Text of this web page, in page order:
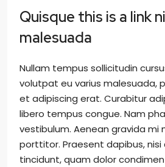
Quisque this is a link
malesuada
Nullam tempus sollicitudin
volutpat eu varius malesuada,
et adipiscing erat. Curabitur
libero tempus congue. Nam
vestibulum. Aenean gravida mi
porttitor. Praesent dapibus, nisi
tincidunt, quam dolor